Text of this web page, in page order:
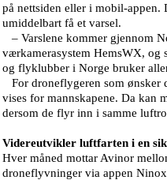
på nettsiden eller i mobil-appen.
umiddelbart få et varsel.
– Varslene kommer gjennom
værkamerasystem HemsWX, og
og flyklubber i Norge bruker
For droneflygeren som ønsker
vises for mannskapene. Da kan
dersom de flyr inn i samme
Videreutvikler luftfarten i en
Hver måned mottar Avinor
droneflyvninger via appen